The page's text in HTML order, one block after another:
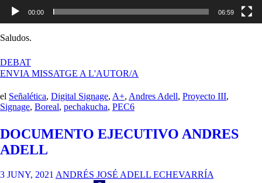
00:00 06:59
Saludos.
DEBATA
PECHAKUCHA:
ADELL
ECHEVARRIA
ENVIA MISSATGE A L'AUTOR/A
el Señalética, Digital Signage, A+, Andres Adell, Proyecto III,
Signage, Boreal, pechakucha, PEC6
DOCUMENTO EJECUTIVO ANDRES
ADELL
3 JUNY, 2021 ANDRÉS JOSÉ ADELL ECHEVARRÍA